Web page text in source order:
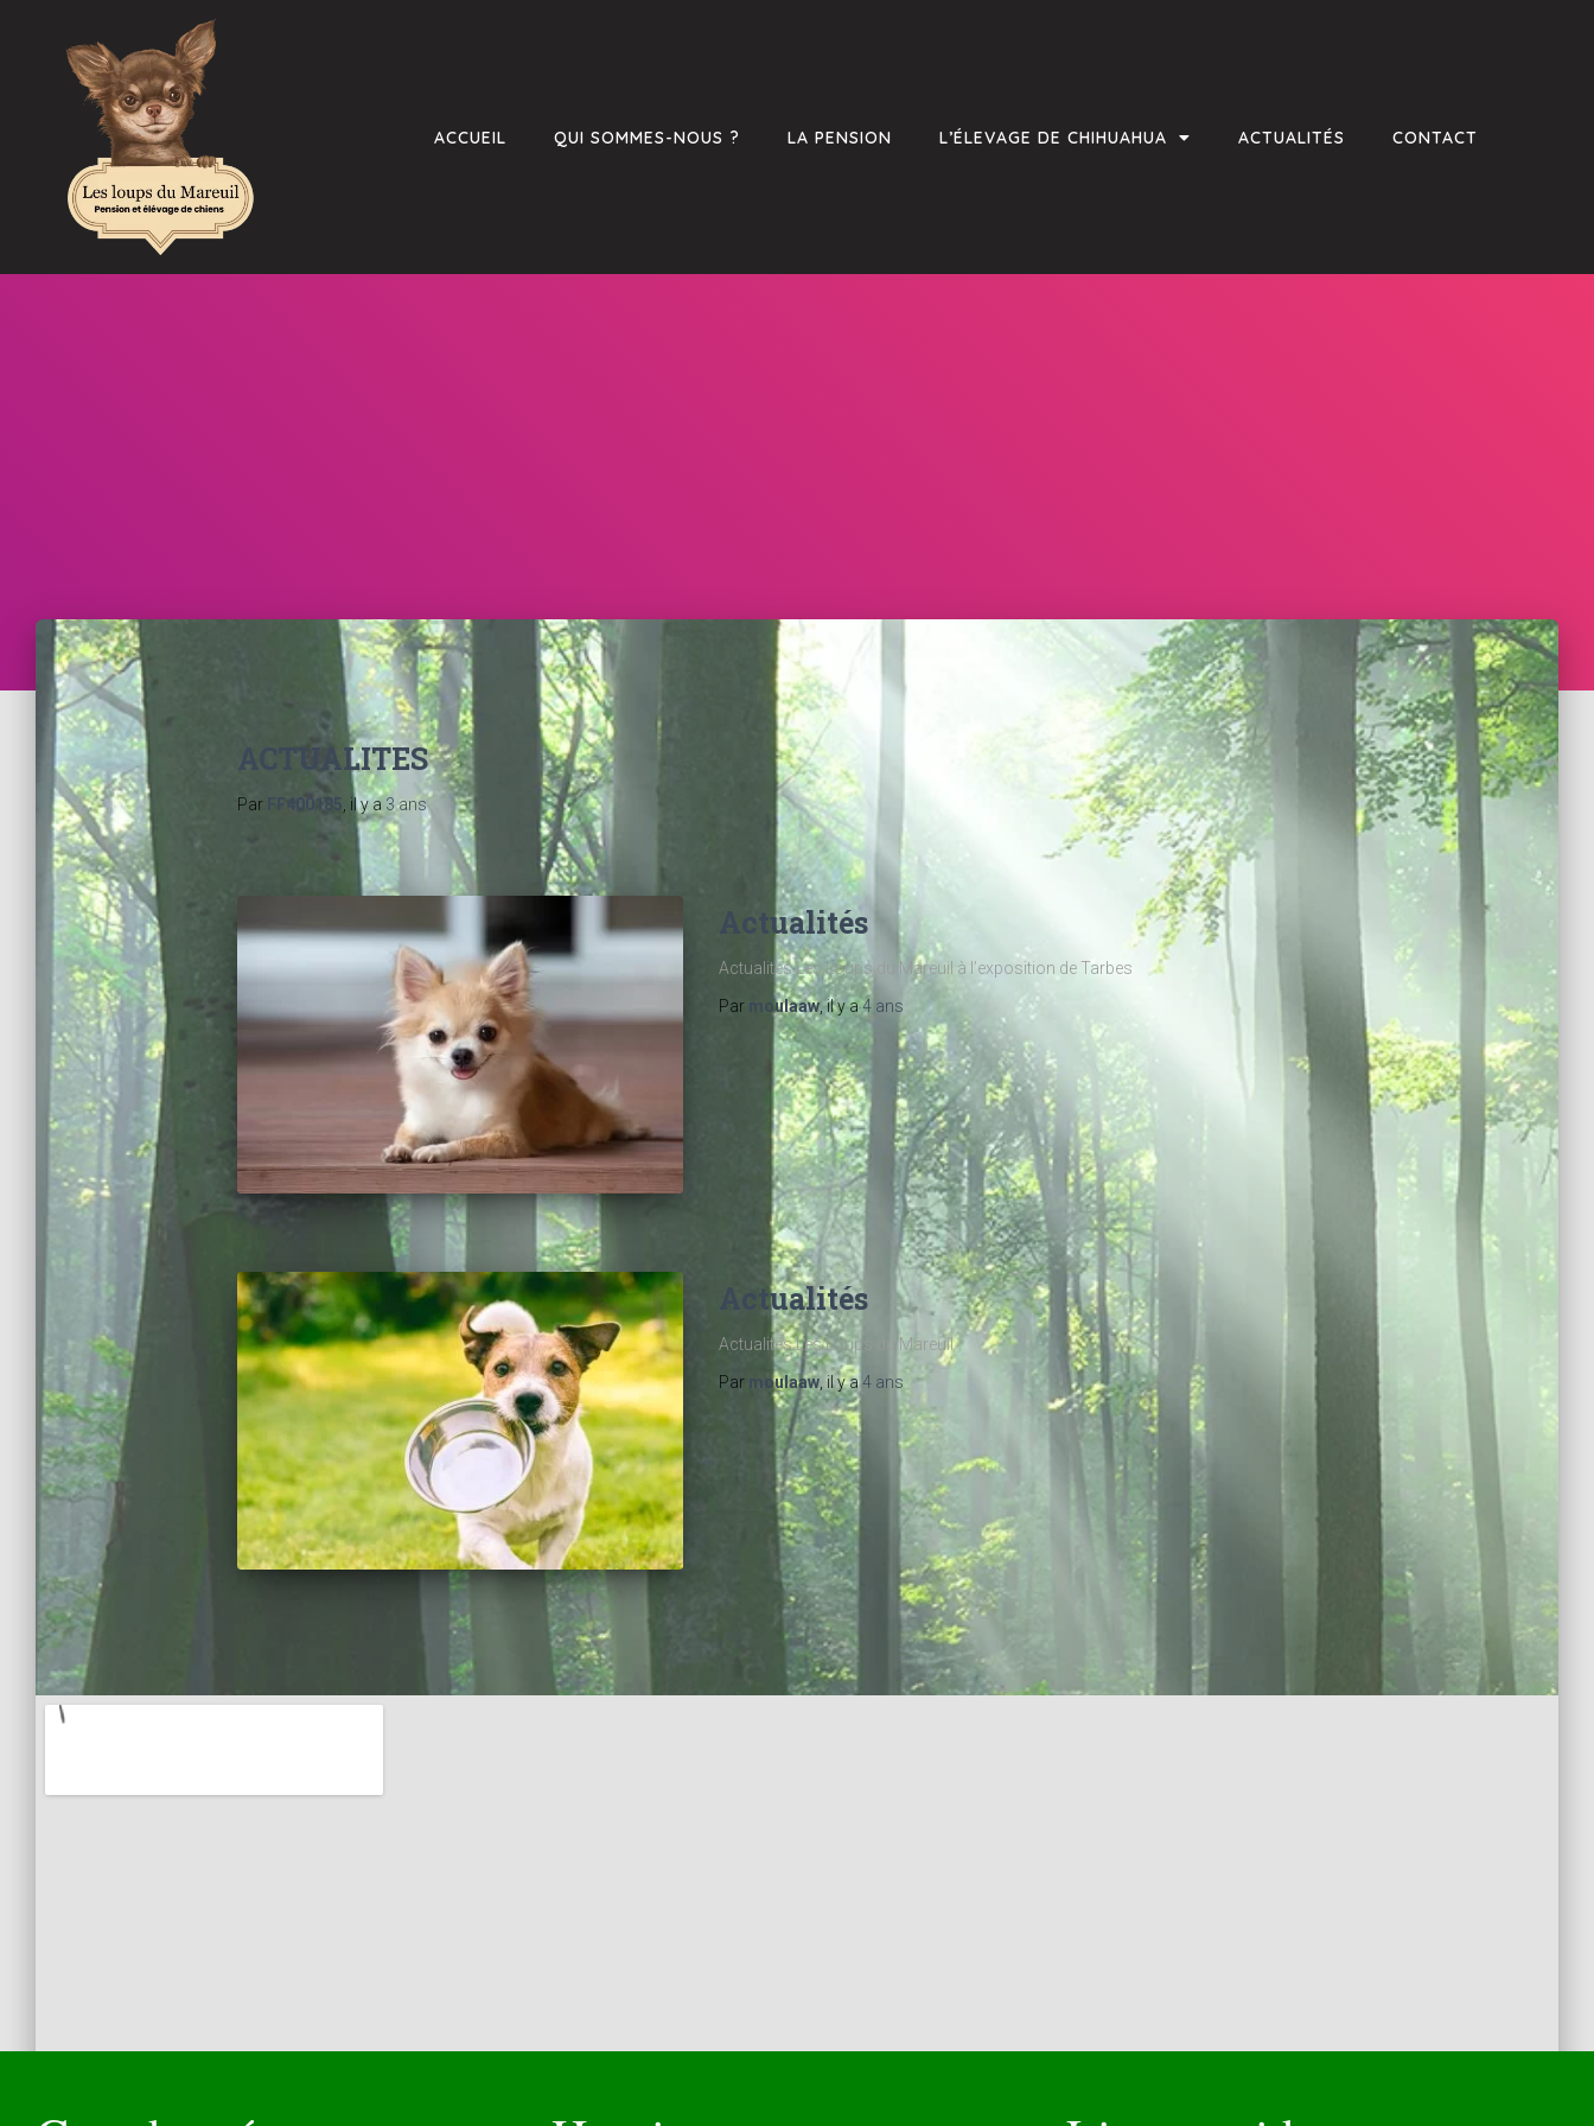
ACCUEIL QUI SOMMES-NOUS ? LA PENSION L’ÉLEVAGE DE CHIHUAHUA ACTUALITÉS CONTACT
ACTUALITES
Par FF400185 , il y a 3 ans
Actualités
Actualités Les Loups du Mareuil à l’exposition de Tarbes
Par moulaaw, il y a4 ans
Actualités
Actualités Les Loups du Mareuil
Par moulaaw, il y a4 ans